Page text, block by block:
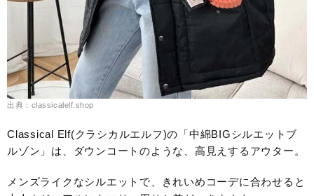
出典：classicalelf.shop
Classical Elf(クラシカルエルフ)の「中綿BIGシルエットブ
ルゾン」は、ダウンコートのような、高見えするアウター。
メンズライクなシルエットで、きれいめコーデに合わせると